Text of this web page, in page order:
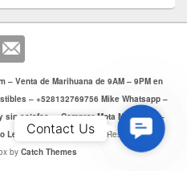
– Venta de Marihuana de 9AM – 9PM en
– +528132769756 Mike Whatsapp –
estafas. – Comprar Mota Monterrey –
. Todos los Derechos Reservados.
by Catch Themes
Us
Contact Us